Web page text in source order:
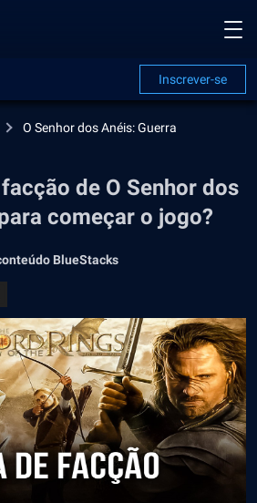
Inscrever-se
O Senhor dos Anéis: Guerra
de O Senhor dos
começar o jogo?
BlueStacks